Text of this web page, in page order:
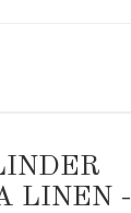
LINEN -